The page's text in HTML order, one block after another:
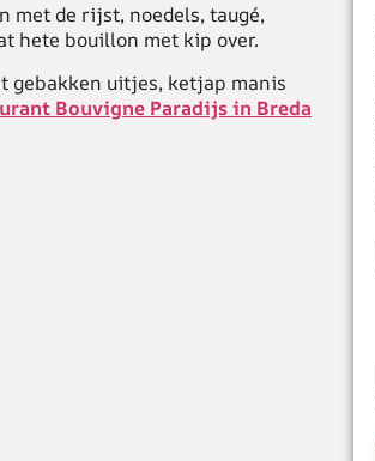
met de rijst, noedels, taugé,
hete bouillon met kip over.
gebakken uitjes, ketjap manis
Bouvigne Paradijs in Breda